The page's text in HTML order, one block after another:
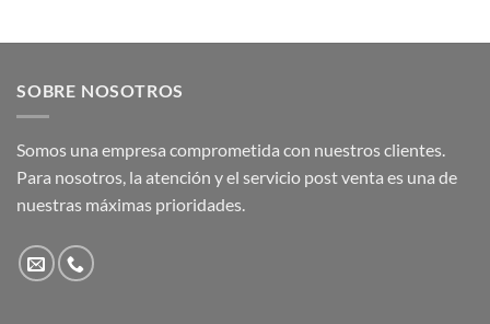
SOBRE NOSOTROS
Somos una empresa comprometida con nuestros clientes.
Para nosotros, la atención y el servicio post venta es una de
nuestras máximas prioridades.